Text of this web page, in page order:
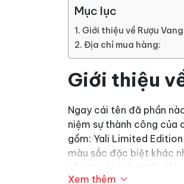
Mục lục
Giới thiệu về Rượu
Địa chỉ mua hàng:
Giới thiệu
Ngay cái tên đã phần
niệm sự thành công của
gồm: Yali Limited
màu sắc đặc biệt khác
nên quý khách trước
màu đỏ hồng ngọc pha
Xem thêm